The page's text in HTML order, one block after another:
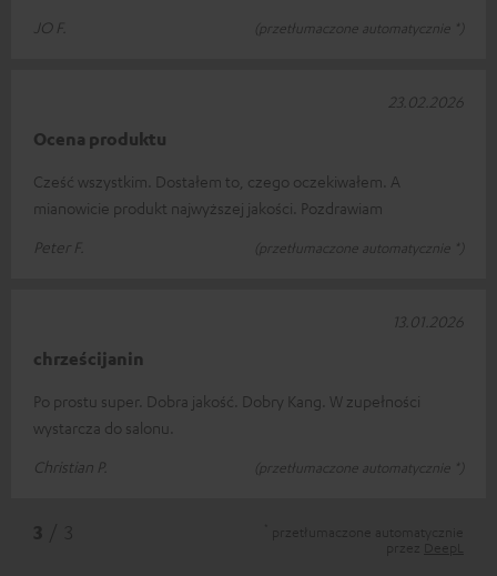
JO F.
(przetłumaczone automatycznie *)
Ocena produktu
Cześć wszystkim. Dostałem to, czego oczekiwałem. A
mianowicie produkt najwyższej jakości. Pozdrawiam
Peter F.
(przetłumaczone automatycznie *)
23.02.2026
chrześcijanin
Po prostu super. Dobra jakość. Dobry Kang. W zupełności
wystarcza do salonu.
Christian P.
(przetłumaczone automatycznie *)
13.01.2026